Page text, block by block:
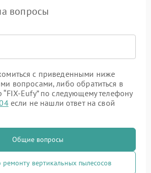
вопросы
с приведенными ниже
вопросами, либо обратиться в
Eufy” по следующему телефону
если не нашли ответ на свой
Общие вопросы
вертикальных пылесосов